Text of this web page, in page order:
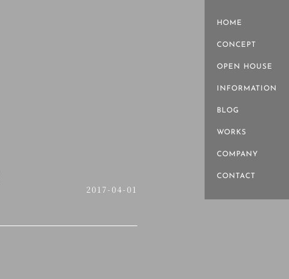
HOME
CONCEPT
OPEN HOUSE
INFORMATION
BLOG
WORKS
COMPANY
CONTACT
2017-04-01